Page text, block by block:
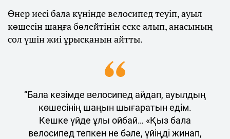
Өнер иесі бала күнінде велосипед теуіп, ауыл
көшесін шаңға бөлейтінін еске алып, анасының
сол үшін жиі ұрысқанын айтты.
“Бала кезімде велосипед айдап, ауылдың
көшесінің шаңын шығаратын едім.
Кешке үйде ұлы ойбай… «Қыз бала
велосипед тепкен не бәле, үйіңді жинап,